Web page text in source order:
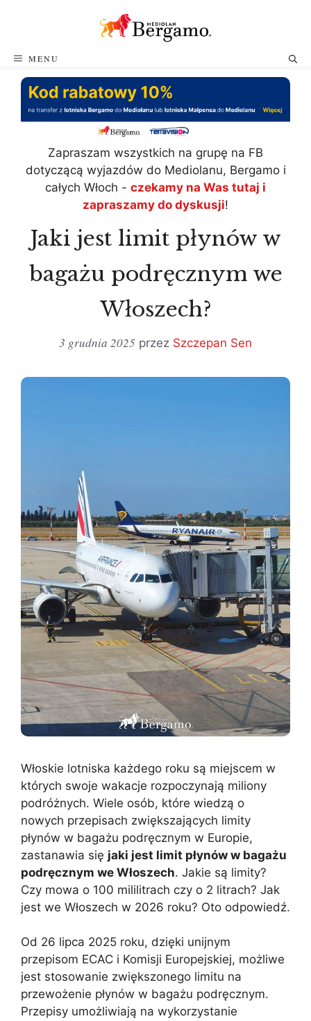
MENU
Zapraszam wszystkich na grupę na FB
dotyczącą wyjazdów do Mediolanu, Bergamo i
całych Włoch - czekamy na Was tutaj i
zapraszamy do dyskusji!
Jaki jest limit płynów w
bagażu podręcznym we
Włoszech?
3 grudnia 2025 przez Szczepan Sen
Włoskie lotniska każdego roku są miejscem w
których swoje wakacje rozpoczynają miliony
podróżnych. Wiele osób, które wiedzą o
nowych przepisach zwiększających limity
płynów w bagażu podręcznym w Europie,
zastanawia się jaki jest limit płynów w bagażu
podręcznym we Włoszech. Jakie są limity?
Czy mowa o 100 mililitrach czy o 2 litrach? Jak
jest we Włoszech w 2026 roku? Oto odpowiedź.
Od 26 lipca 2025 roku, dzięki unijnym
przepisom ECAC i Komisji Europejskiej, możliwe
jest stosowanie zwiększonego limitu na
przewożenie płynów w bagażu podręcznym.
Przepisy umożliwiają na wykorzystanie